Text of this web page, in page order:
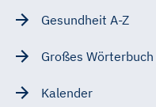
Gesundheit A-Z
Großes
Kalender